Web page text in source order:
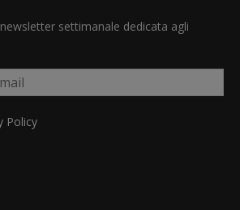
settimanale dedicata agli
Policy